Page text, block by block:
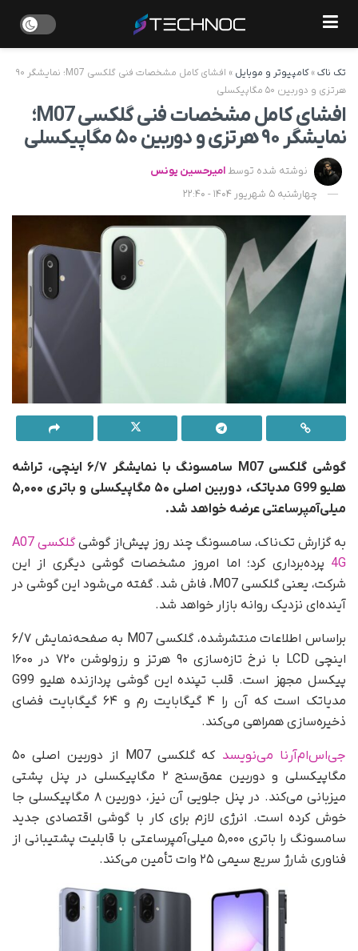
تک ناک»کامپیوتر و موبایل »
افشای کامل مشخصات فنی گلکسی M07؛ نمایشگر ۹۰
هرتزی و دوربین ۵۰ مگاپیکسلی
افشای کامل مشخصات فنی گلکسی M07؛
نمایشگر ۹۰ هرتزی و دوربین ۵۰ مگاپیکسلی
نوشته شده توسط امیرحسین یونس
چهارشنبه 5 شهریور 1404 - 22:40
گوشی گلکسی M07 سامسونگ
با نمایشگر ۶/۷ اینچی، تراشه
هلیو G99
مدیاتک
، دوربین اصلی ۵۰ مگاپیکسلی و باتری ۵,۰۰۰
میلی‌آمپرساعتی عرضه خواهد شد.
به گزارش تک‌ناک، سامسونگ چند روز پیش‌از گوشی
گلکسی A07
4G پرده‌برداری کرد؛ اما امروز مشخصات گوشی دیگری از این
شرکت، یعنی گلکسی M07، فاش شد. گفته می‌شود این گوشی در
آینده‌ای نزدیک روانه بازار خواهد شد.
براساس اطلاعات منتشرشده، گلکسی M07 به صفحه‌نمایش ۶/۷
اینچی LCD با نرخ تازه‌سازی ۹۰ هرتز و رزولوشن ۷۲۰ در ۱۶۰۰
پیکسل مجهز است. قلب تپنده این گوشی پردازنده هلیو G99
مدیاتک است که آن را ۴ گیگابایت رم و ۶۴ گیگابایت فضای
ذخیره‌سازی همراهی می‌کند.
جی‌اس‌ام‌آرنا می‌نویسد
که گلکسی M07 از دوربین اصلی ۵۰
مگاپیکسلی و دوربین عمق‌سنج ۲ مگاپیکسلی در پنل پشتی
میزبانی می‌کند. در پنل جلویی آن نیز، دوربین ۸ مگاپیکسلی جا
خوش کرده است. انرژی لازم برای کار با گوشی اقتصادی جدید
سامسونگ را باتری ۵,۰۰۰ میلی‌آمپر‌ساعتی با قابلیت پشتیبانی از
فناوری شارژ سریع سیمی ۲۵ وات تأمین می‌کند.